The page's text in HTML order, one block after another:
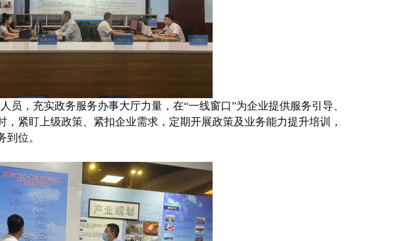
员，充实政务服务办事大厅力量，在“一线窗口”为企业提供服务引导、
紧盯上级政策、紧扣企业需求，定期开展政策及业务能力提升培训，
位。